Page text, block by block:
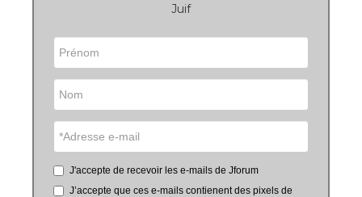
Juif
J'accepte de recevoir les e-mails de Jforum
J’accepte que ces e-mails contienent des pixels de